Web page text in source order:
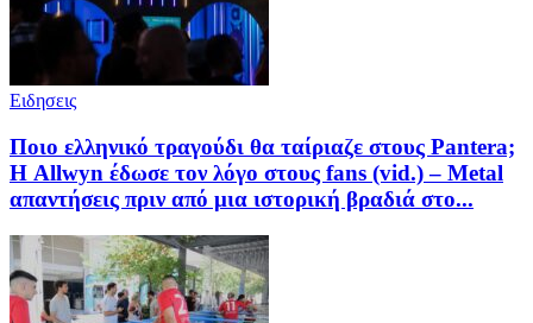
Ειδησεις
Ποιο ελληνικό τραγούδι θα ταίριαζε στους Pantera;
Η Allwyn έδωσε τον λόγο στους fans (vid.) – Metal
απαντήσεις πριν από μια ιστορική βραδιά στο...